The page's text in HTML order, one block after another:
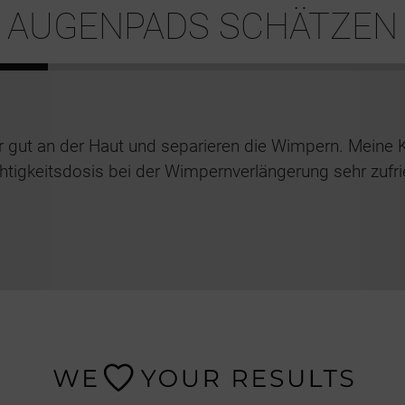
AUGENPADS SCHÄTZEN
gut an der Haut und separieren die Wimpern.
bei der Wimpernverlängerung sehr